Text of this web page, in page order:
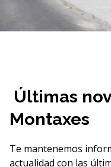
Últimas
Montaxes
Te mantenemos
actualidad con las